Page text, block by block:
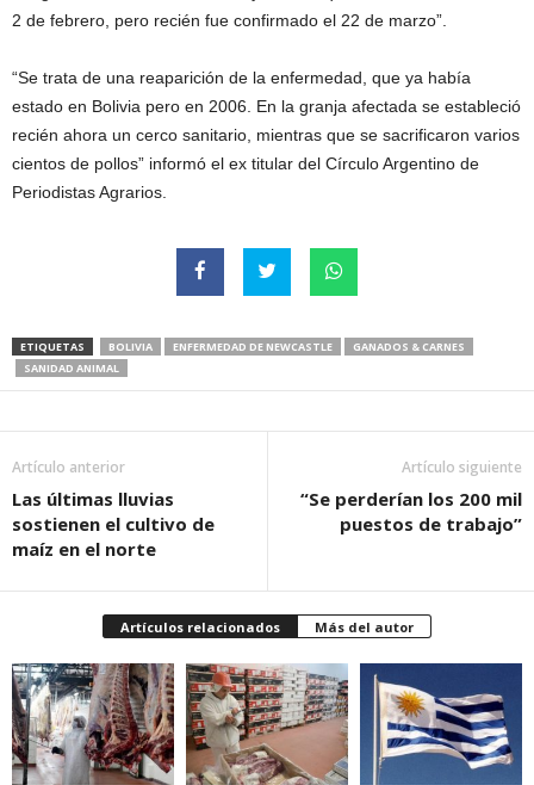
2 de febrero, pero recién fue confirmado el 22 de marzo”.
“Se trata de una reaparición de la enfermedad, que ya había
estado en Bolivia pero en 2006. En la granja afectada se estableció
recién ahora un cerco sanitario, mientras que se sacrificaron varios
cientos de pollos” informó el ex titular del Círculo Argentino de
Periodistas Agrarios.
ETIQUETAS BOLIVIA ENFERMEDAD DE NEWCASTLE
GANADOS & CARNES
SANIDAD ANIMAL
Artículo anterior
Las últimas lluvias
sostienen el cultivo de
maíz en el norte
Artículo siguiente
“Se perderían los 200 mil
puestos de trabajo”
Artículos relacionados Más del autor